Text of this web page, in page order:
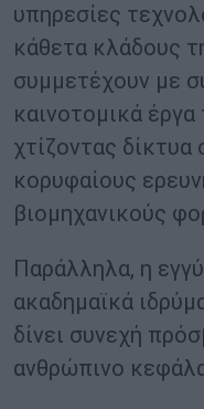
υπηρεσίες
κάθετα κλάδους
συμμετέχουν με
καινοτομικά
χτίζοντας δίκτυα
κορυφαίους
βιομηχανικούς
Παράλληλα, η
ακαδημαϊκά
δίνει συνεχή
ανθρώπινο